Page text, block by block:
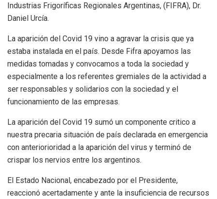
Industrias Frigoríficas Regionales Argentinas, (FIFRA), Dr.
Daniel Urcía.
La aparición del Covid 19 vino a agravar la crisis que ya
estaba instalada en el país. Desde Fifra apoyamos las
medidas tomadas y convocamos a toda la sociedad y
especialmente a los referentes gremiales de la actividad a
ser responsables y solidarios con la sociedad y el
funcionamiento de las empresas.
La aparición del Covid 19 sumó un componente critico a
nuestra precaria situación de país declarada en emergencia
con anteriorioridad a la aparición del virus y terminó de
crispar los nervios entre los argentinos.
El Estado Nacional, encabezado por el Presidente,
reaccionó acertadamente y ante la insuficiencia de recursos